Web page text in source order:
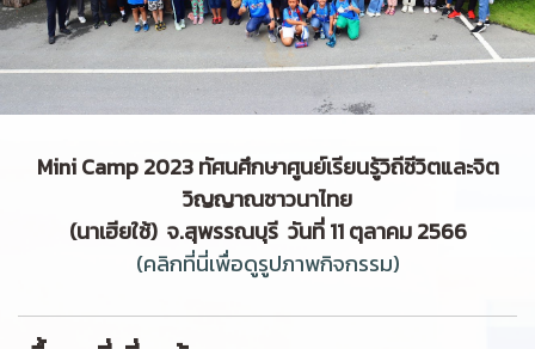
Mini Camp 2023 ทัศนศึกษาศูนย์เรียนรู้วิถีชีวิตและจิต
วิญญาณชาวนาไทย
(นาเฮียใช้) จ.สุพรรณบุรี วันที่ 11 ตุลาคม 2566
(คลิกที่นี่เพื่อดูรูปภาพกิจกรรม)